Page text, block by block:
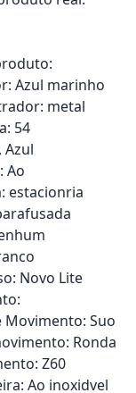
Azul marinho
metal
54
Azul
Ao
estacionria
Novo Lite
Movimento: Suo
Ronda
Z60
Ao inoxidvel